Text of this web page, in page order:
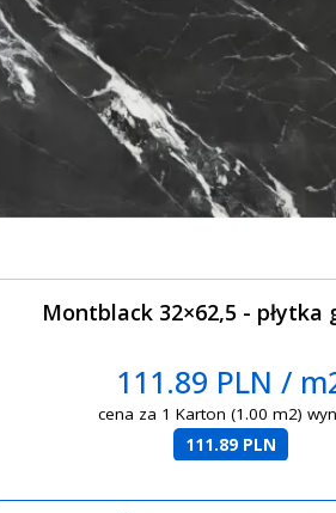
Montblack 32×62,5 - płytka
111.89 PLN /
cena za 1 Karton (1.00 m2)
111.89 PLN